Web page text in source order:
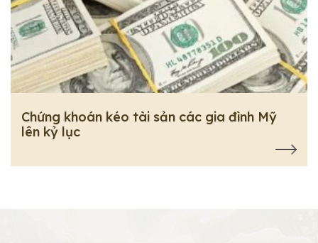
Chứng khoán kéo tài sản các gia đình Mỹ
lên kỷ lục